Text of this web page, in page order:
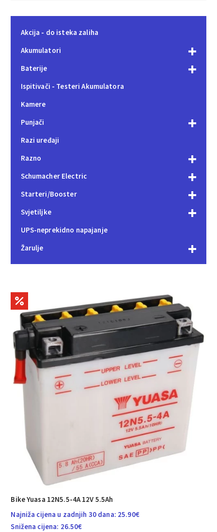
Akcija - do isteka zaliha
Akumulatori
Baterije
Ispitivači - Testeri Akumulatora
Kamere
Punjači
Razi uređaji
Razno
Schumacher Electric
Starteri/Booster
Svjetiljke
UPS-neprekidno napajanje
Žarulje
Bike Yuasa 12N5.5-4A 12V 5.5Ah
Najniža cijena u zadnjih 30 dana: 25.90€
Snižena cijena: 26.50€